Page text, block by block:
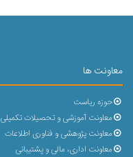
معاونت ها
حوزه ریاست
معاونت آموزشی و تحصیلات تکمیلی
معاونت پژوهشی و فناوری اطلاعات
معاونت اداری، مالی و پشتیبانی